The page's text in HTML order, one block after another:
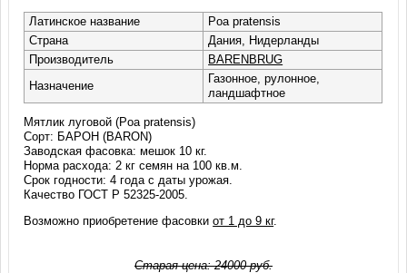
Латинское название
Poa pratensis
Страна
Дания, Нидерланды
Производитель
BARENBRUG
Назначение
Газонное, рулонное,
ландшафтное
Мятлик луговой (Poa pratensis)
Сорт: БАРОН (BARON)
Заводская фасовка: мешок 10 кг.
Норма расхода: 2 кг семян на 100 кв.м.
Срок годности: 4 года с даты урожая.
Качество ГОСТ Р 52325-2005.
Возможно приобретение фасовкиот 1 до 9 кг.
Старая цена:24000руб.